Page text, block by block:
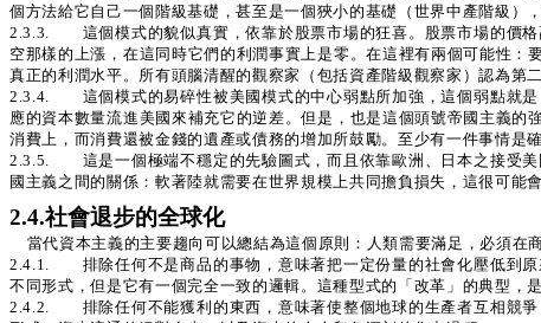
個方法給它自己一個階級基礎，甚至是一個狹小的基礎（世界中產階級）
2.3.3. 這個模式的貌似真實，依靠於股票市場的狂喜。股票市場的價格
空那樣的上漲，在這同時它們的利潤事實上是零。在這裡有兩個可能性
真正的利潤水平。所有頭腦清醒的觀察家（包括資產階級觀察家）認為第
2.3.4. 這個模式的易碎性被美國模式的中心弱點所加強，這個弱點就是
應的資本數量流進美國來補充它的逆差。但是，也是這個頭號帝國主義
消費上，而消費還被金錢的遺產或債務的增加所鼓勵。至少有一件事情是
2.3.5. 這是一個極端不穩定的先驗圖式，而且依靠歐洲、日本之接受美
國主義之間的關係：軟著陸就需要在世界規模上共同擔負損失，這很可能
2.4.社會退步的全球化
當代資本主義的主要趨向可以總結為這個原則：人類需要滿足，必須在
2.4.1. 排除任何不是商品的事物，意味著把一定份量的社會化壓低到原
不同形式，但是它有一個完全一致的邏輯。這種型式的「改革」的典型，
2.4.2. 排除任何不能獲利的東西，意味著使整個地球的生產者互相競爭